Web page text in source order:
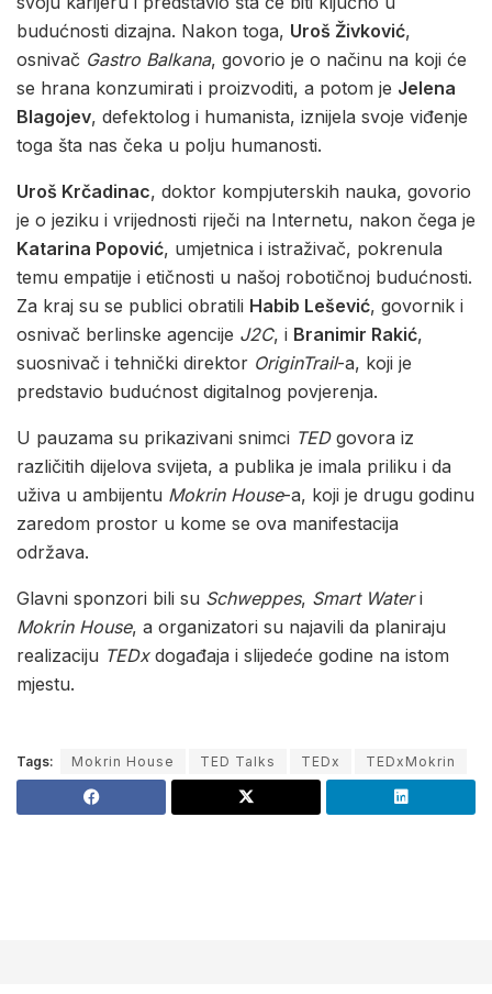
budućnosti dizajna. Nakon toga, Uroš Živković,
osnivač Gastro Balkana, govorio je o načinu na koji će
se hrana konzumirati i proizvoditi, a potom je Jelena
Blagojev, defektolog i humanista, iznijela svoje viđenje
toga šta nas čeka u polju humanosti.
Uroš Krčadinac, doktor kompjuterskih nauka, govorio
je o jeziku i vrijednosti riječi na Internetu, nakon čega je
Katarina Popović, umjetnica i istraživač, pokrenula
temu empatije i etičnosti u našoj robotičnoj budućnosti.
Za kraj su se publici obratili Habib Lešević, govornik i
osnivač berlinske agencije J2C, i Branimir Rakić,
suosnivač i tehnički direktor OriginTrail-a, koji je
predstavio budućnost digitalnog povjerenja.
U pauzama su prikazivani snimci TEDgovora iz
različitih dijelova svijeta, a publika je imala priliku i da
uživa u ambijentu Mokrin House-a, koji je drugu godinu
zaredom prostor u kome se ova manifestacija
održava.
Glavni sponzori bili su Schweppes, Smart Wateri
Mokrin House, a organizatori su najavili da planiraju
realizaciju TEDxdogađaja i slijedeće godine na istom
mjestu.
Tags: Mokrin House TED Talks TEDx TEDxMokrin